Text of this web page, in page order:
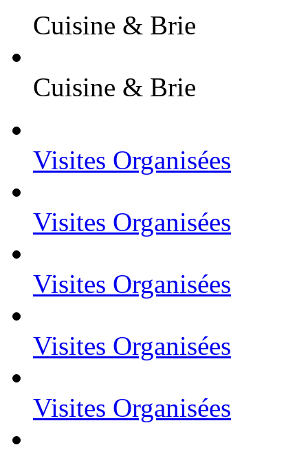
Cuisine & Brie
Cuisine & Brie
Visites Organisées
Visites Organisées
Visites Organisées
Visites Organisées
Visites Organisées